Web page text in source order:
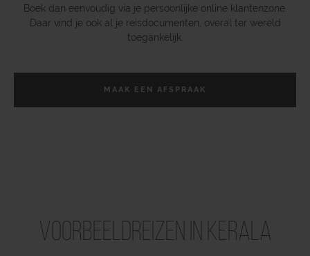
Boek dan eenvoudig via je persoonlijke online klantenzone.
Daar vind je ook al je reisdocumenten, overal ter wereld
toegankelijk.
MAAK EEN AFSPRAAK
Voorbeeldreizen in Kerala